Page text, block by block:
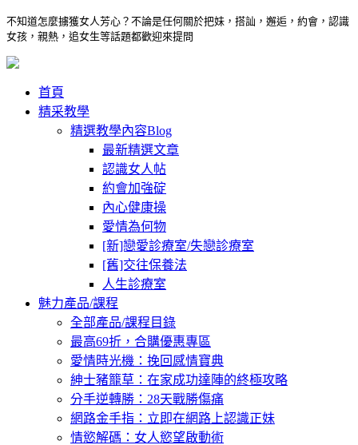
不知道怎麼擄獲女人芳心？不論是任何關於把妹，搭訕，邂逅，約會，認識
女孩，親熱，追女生等話題都歡迎來提問
首頁
精采教學
精選教學內容Blog
最新精選文章
認識女人帖
約會加強碇
內心健康操
愛情為何物
[新]戀愛診療室/失戀診療室
[舊]交往保養法
人生診療室
魅力產品/課程
全部產品/課程目錄
最高69折，合購優惠專區
愛情時光機：挽回感情寶典
紳士豬籠草：在家成功達陣的終極攻略
分手逆轉勝：28天戰勝傷痛
網路金手指：立即在網路上認識正妹
情慾解碼：女人慾望啟動術